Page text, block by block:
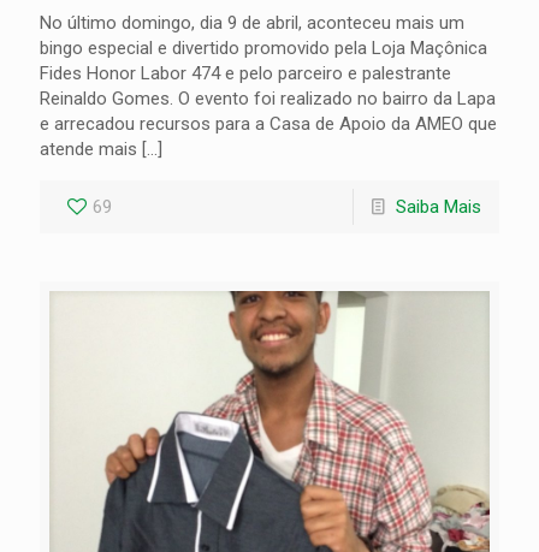
No último domingo, dia 9 de abril, aconteceu mais um
bingo especial e divertido promovido pela Loja Maçônica
Fides Honor Labor 474 e pelo parceiro e palestrante
Reinaldo Gomes. O evento foi realizado no bairro da Lapa
e arrecadou recursos para a Casa de Apoio da AMEO que
atende mais […]
69 Saiba Mais